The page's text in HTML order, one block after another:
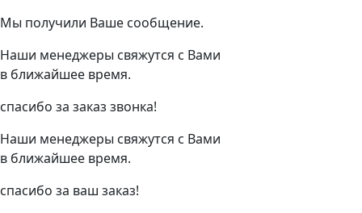
Мы получили Ваше сообщение.
Наши менеджеры свяжутся с Вами
в ближайшее время.
спасибо за заказ звонка!
Наши менеджеры свяжутся с Вами
в ближайшее время.
спасибо за ваш заказ!